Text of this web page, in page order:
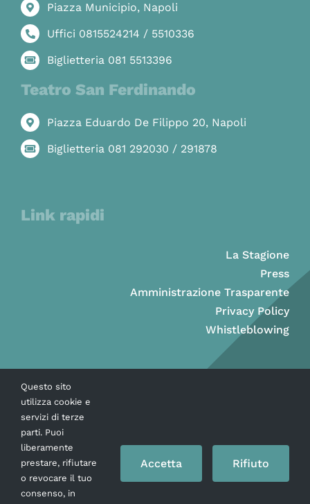
Piazza Municipio, Napoli
Uffici 0815524214 / 5510336
Biglietteria 081 5513396
Teatro San Ferdinando
Piazza Eduardo De Filippo 20, Napoli
Biglietteria 081 292030 / 291878
Link rapidi
La Stagione
Press
Amministrazione Trasparente
Privacy Policy
Whistleblowing
Questo sito
utilizza cookie e
servizi di terze
parti. Puoi
liberamente
prestare, rifiutare
o revocare il tuo
consenso, in
Accetta Rifiuto